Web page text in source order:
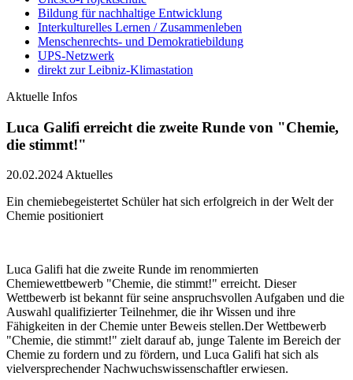
Bildung für nachhaltige Entwicklung
Interkulturelles Lernen / Zusammenleben
Menschenrechts- und Demokratiebildung
UPS-Netzwerk
direkt zur Leibniz-Klimastation
Aktuelle Infos
Luca Galifi erreicht die zweite Runde von "Chemie,
die stimmt!"
20.02.2024Aktuelles
Ein chemiebegeistertet Schüler hat sich erfolgreich in der Welt der
Chemie positioniert
Luca Galifi hat die zweite Runde im renommierten
Chemiewettbewerb "Chemie, die stimmt!" erreicht. Dieser
Wettbewerb ist bekannt für seine anspruchsvollen Aufgaben und die
Auswahl qualifizierter Teilnehmer, die ihr Wissen und ihre
Fähigkeiten in der Chemie unter Beweis stellen.Der Wettbewerb
"Chemie, die stimmt!" zielt darauf ab, junge Talente im Bereich der
Chemie zu fordern und zu fördern, und Luca Galifi hat sich als
vielversprechender Nachwuchswissenschaftler erwiesen.